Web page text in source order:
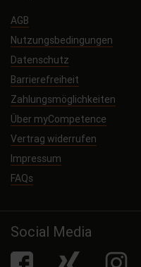
AGB
Nutzungsbedingungen
Datenschutz
Barrierefreiheit
Zahlungsmöglichkeiten
Über myCompetence
Vertrag widerrufen
Impressum
FAQs
Social Media
facebook Xing